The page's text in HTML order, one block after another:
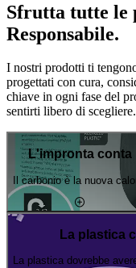
Sfrutta tutte le
Responsabile.
I nostri prodotti ti
progettati con cura,
chiave in ogni fase del
sentirti libero di scegliere.
L'impronta conta
Il carbonio è la nuova
La plastica
La plastica dovrebbe